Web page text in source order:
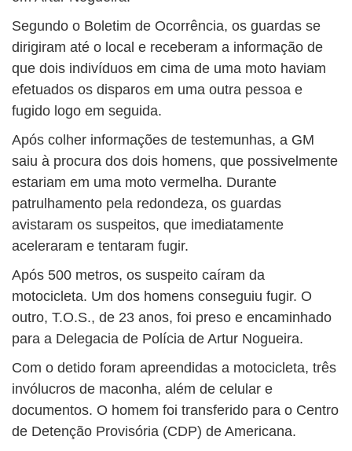
Segundo o Boletim de Ocorrência, os guardas se
dirigiram até o local e receberam a informação de
que dois indivíduos em cima de uma moto haviam
efetuados os disparos em uma outra pessoa e
fugido logo em seguida.
Após colher informações de testemunhas, a GM
saiu à procura dos dois homens, que possivelmente
estariam em uma moto vermelha. Durante
patrulhamento pela redondeza, os guardas
avistaram os suspeitos, que imediatamente
aceleraram e tentaram fugir.
Após 500 metros, os suspeito caíram da
motocicleta. Um dos homens conseguiu fugir. O
outro, T.O.S., de 23 anos, foi preso e encaminhado
para a Delegacia de Polícia de Artur Nogueira.
Com o detido foram apreendidas a motocicleta, três
invólucros de maconha, além de celular e
documentos. O homem foi transferido para o Centro
de Detenção Provisória (CDP) de Americana.